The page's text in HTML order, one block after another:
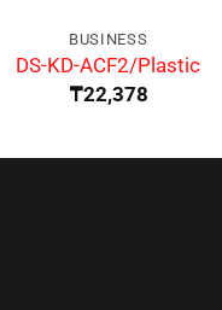
BUSINESS
DS-KD-ACF2/Plastic
₸22,378